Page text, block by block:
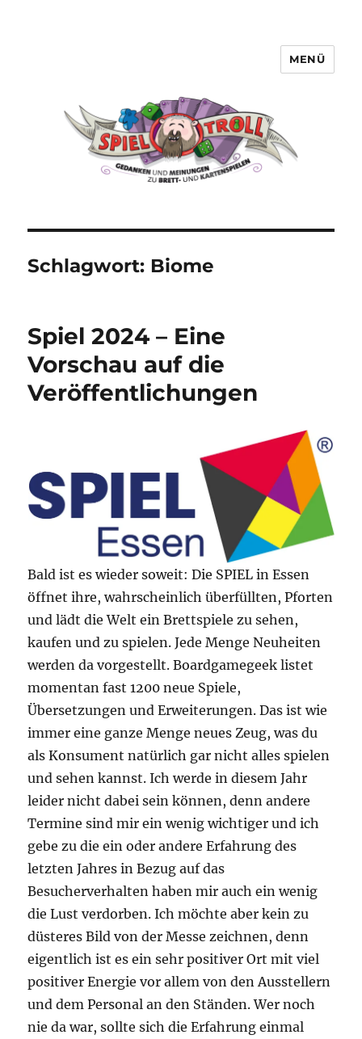
MENÜ
Schlagwort: Biome
Spiel 2024 – Eine
Vorschau auf die
Veröffentlichungen
Bald ist es wieder soweit: Die SPIEL in Essen
öffnet ihre, wahrscheinlich überfüllten, Pforten
und lädt die Welt ein Brettspiele zu sehen,
kaufen und zu spielen. Jede Menge Neuheiten
werden da vorgestellt. Boardgamegeek listet
momentan fast 1200 neue Spiele,
Übersetzungen und Erweiterungen. Das ist wie
immer eine ganze Menge neues Zeug, was du
als Konsument natürlich gar nicht alles spielen
und sehen kannst. Ich werde in diesem Jahr
leider nicht dabei sein können, denn andere
Termine sind mir ein wenig wichtiger und ich
gebe zu die ein oder andere Erfahrung des
letzten Jahres in Bezug auf das
Besucherverhalten haben mir auch ein wenig
die Lust verdorben. Ich möchte aber kein zu
düsteres Bild von der Messe zeichnen, denn
eigentlich ist es ein sehr positiver Ort mit viel
positiver Energie vor allem von den Ausstellern
und dem Personal an den Ständen. Wer noch
nie da war, sollte sich die Erfahrung einmal